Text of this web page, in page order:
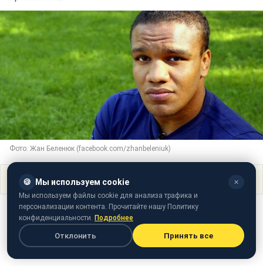
Фото: Жан Беленюк (facebook.com/zhanbeleniuk)
Поделиться
🍪 Мы используем cookie ✕
Мы используем файлы cookie для анализа трафика и
персонализации контента. Прочитайте нашу Политику
конфиденциальности. Подробнее
Отклонить Принять все